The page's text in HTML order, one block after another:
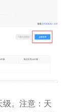
级。注意：天